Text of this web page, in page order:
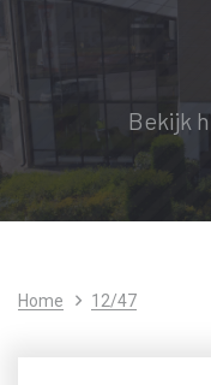
Bekijk
Home 12/47